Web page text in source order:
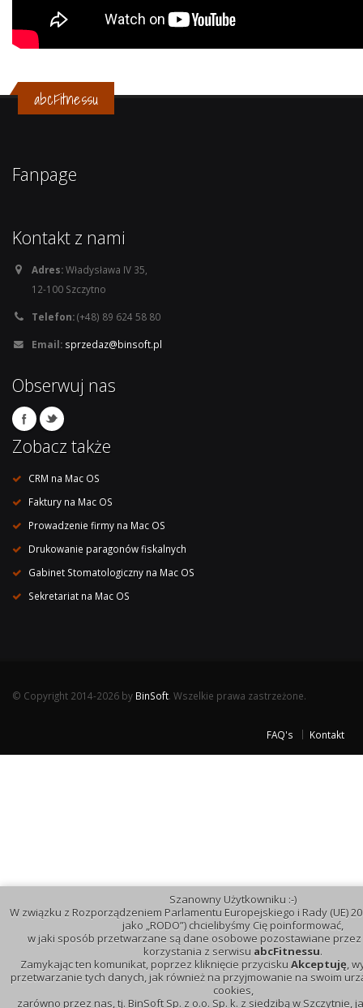
abcFitnessu
Fanpage
Kontakt z nami
Adres:Władysława IV 35,
12-100 Szczytno
Telefon:(+48) 89 624 58 80
Email: sprzedaz@binsoft.pl
Obserwuj nas
Zobacz także
CRM na Mac OS
Faktury na Mac OS
Prowadzenie firmy na Mac OS
Drukowanie paragonów fiskalnych
Gabinet Stomatologiczny na Mac OS
Sekretariat na Mac OS
© Copyright 2014-2026 by BinSoft. Wszelkie prawa zastrzeżone.
FAQ's Kontakt
Szanowny Użytkowniku :-)
W związku z Rozporządzeniem Parlamentu Europejskiego i Rady (UE)
jako „RODO”) chcielibyśmy Cię poinformować,
w jaki sposób przetwarzane są dane osobowe pozostawiane przez
korzystania z serwisu abcFitnessu.
Zamykając ten komunikat, poprzez kliknięcie przycisku Akceptuję,
przetwarzanie tych danych, jak również na przyjmowanie na swoim
cookies,
zarówno przez nas, tj. BinSoft Sp. z o.o. Sp. k. z siedzibą w Szczytnie,